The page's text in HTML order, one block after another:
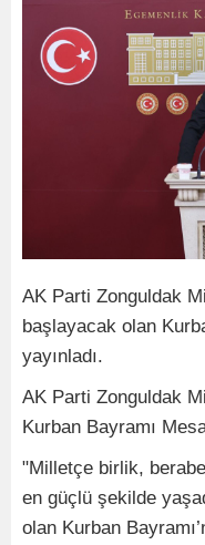
AK Parti Zonguldak
başlayacak olan
yayınladı.
AK Parti Zonguldak
Kurban Bayramı
"Milletçe birlik,
en güçlü şekilde
olan Kurban